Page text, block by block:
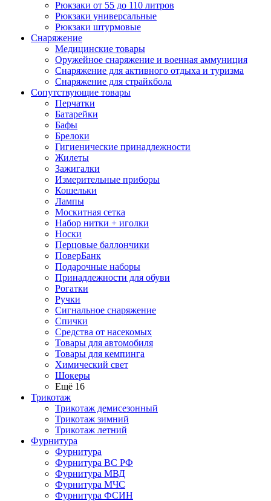
Рюкзаки от 55 до 110 литров
Рюкзаки универсальные
Рюкзаки штурмовые
Снаряжение
Медицинские товары
Оружейное снаряжение и военная аммуниция
Снаряжение для активного отдыха и туризма
Снаряжение для страйкбола
Сопутствующие товары
Перчатки
Батарейки
Бафы
Брелоки
Гигиенические принадлежности
Жилеты
Зажигалки
Измерительные приборы
Кошельки
Лампы
Москитная сетка
Набор нитки + иголки
Носки
Перцовые баллончики
ПоверБанк
Подарочные наборы
Принадлежности для обуви
Рогатки
Ручки
Сигнальное снаряжение
Спички
Средства от насекомых
Товары для автомобиля
Товары для кемпинга
Химический свет
Шокеры
Ещё 16
Трикотаж
Трикотаж демисезонный
Трикотаж зимний
Трикотаж летний
Фурнитура
Фурнитура
Фурнитура ВС РФ
Фурнитура МВД
Фурнитура МЧС
Фурнитура ФСИН